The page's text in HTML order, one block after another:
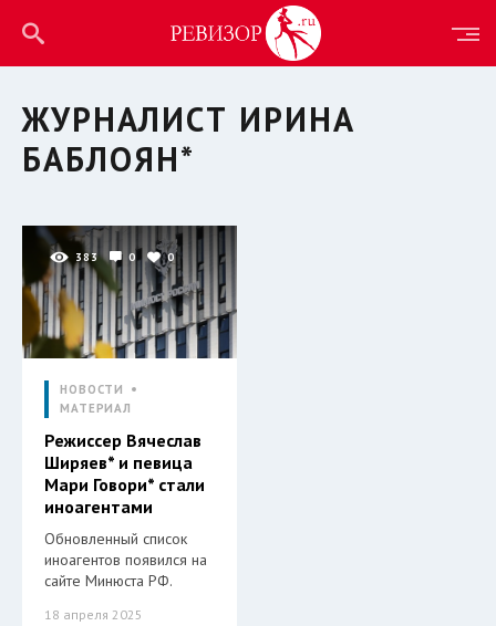
ЖУРНАЛИСТ ИРИНА
БАБЛОЯН*
383 0 0
НОВОСТИ
МАТЕРИАЛ
Режиссер Вячеслав
Ширяев* и певица
Мари Говори* стали
иноагентами
Обновленный список
иноагентов появился на
сайте Минюста РФ.
18 апреля 2025